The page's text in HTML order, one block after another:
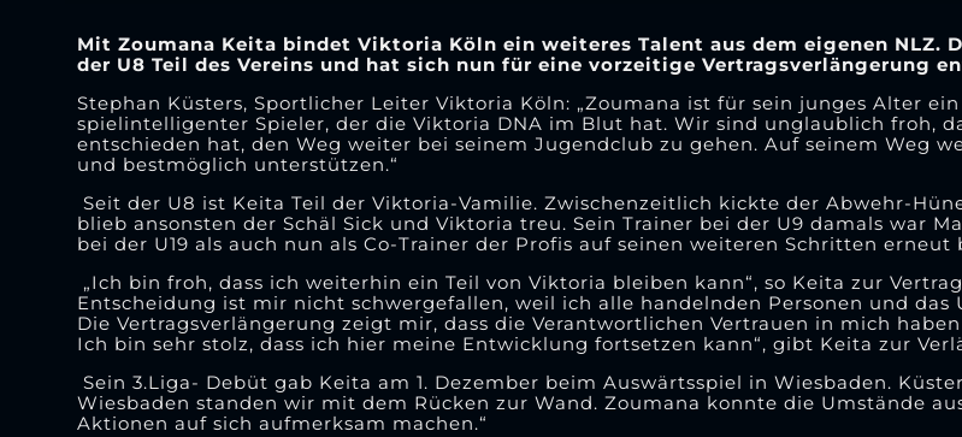
Mit Zoumana Keita bindet Viktoria Köln ein weiteres Talent aus dem eigenen NLZ.
der U8 Teil des Vereins und hat sich nun für eine vorzeitige Vertragsverlängerung
Stephan Küsters, Sportlicher Leiter Viktoria Köln: „Zoumana ist für sein junges Alter
spielintelligenter Spieler, der die Viktoria DNA im Blut hat. Wir sind unglaublich froh,
entschieden hat, den Weg weiter bei seinem Jugendclub zu gehen. Auf seinem Weg
und bestmöglich unterstützen.“
Seit der U8 ist Keita Teil der Viktoria-Vamilie. Zwischenzeitlich kickte der Abwehr-
blieb ansonsten der Schäl Sick und Viktoria treu. Sein Trainer bei der U9 damals war
bei der U19 als auch nun als Co-Trainer der Profis auf seinen weiteren Schritten erneut
„Ich bin froh, dass ich weiterhin ein Teil von Viktoria bleiben kann“, so Keita zur
Entscheidung ist mir nicht schwergefallen, weil ich alle handelnden Personen und das
Die Vertragsverlängerung zeigt mir, dass die Verantwortlichen Vertrauen in mich
Ich bin sehr stolz, dass ich hier meine Entwicklung fortsetzen kann“, gibt Keita zur
Sein 3.Liga- Debüt gab Keita am 1. Dezember beim Auswärtsspiel in Wiesbaden.
Wiesbaden standen wir mit dem Rücken zur Wand. Zoumana konnte die Umstände
Aktionen auf sich aufmerksam machen.“